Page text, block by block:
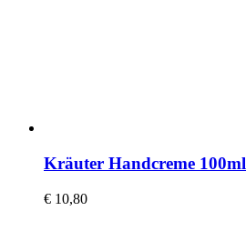
Kräuter Handcreme 100ml
€ 10,80